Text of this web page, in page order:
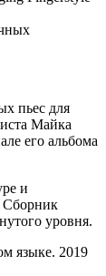
пьес для
Майка
его альбома
и
Сборник
уровня.
языке. 2019